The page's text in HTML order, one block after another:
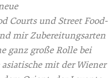
Courts und Street Food-
mir Zubereitungsarten
ganz große Rolle bei
mit der Wiener